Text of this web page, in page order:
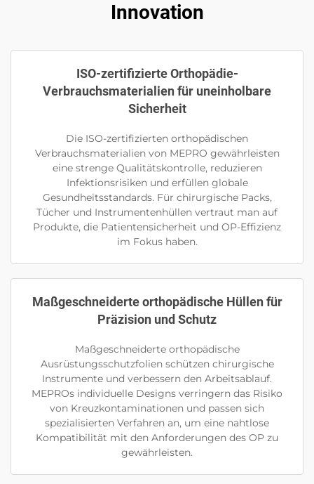
Innovation
ISO-zertifizierte Orthopädie-
Verbrauchsmaterialien für uneinholbare
Sicherheit
Die ISO-zertifizierten orthopädischen
Verbrauchsmaterialien von MEPRO gewährleisten
eine strenge Qualitätskontrolle, reduzieren
Infektionsrisiken und erfüllen globale
Gesundheitsstandards. Für chirurgische Packs,
Tücher und Instrumentenhüllen vertraut man auf
Produkte, die Patientensicherheit und OP-Effizienz
im Fokus haben.
Maßgeschneiderte orthopädische Hüllen für
Präzision und Schutz
Maßgeschneiderte orthopädische
Ausrüstungsschutzfolien schützen chirurgische
Instrumente und verbessern den Arbeitsablauf.
MEPROs individuelle Designs verringern das Risiko
von Kreuzkontaminationen und passen sich
spezialisierten Verfahren an, um eine nahtlose
Kompatibilität mit den Anforderungen des OP zu
gewährleisten.